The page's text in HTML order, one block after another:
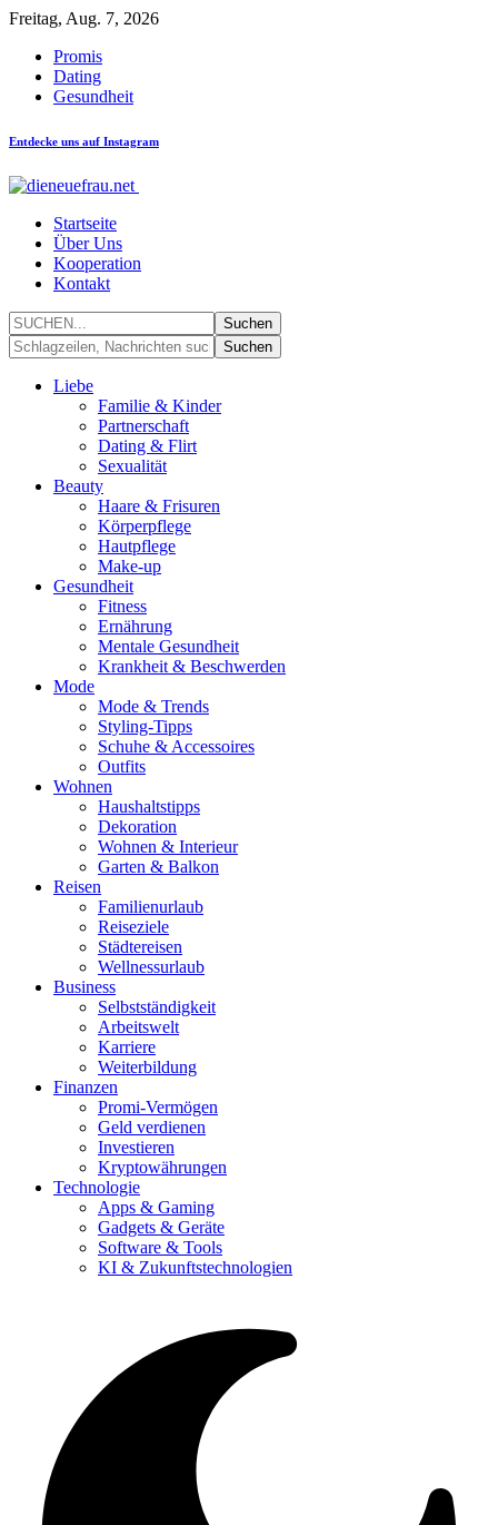
Freitag, Aug. 7, 2026
Promis
Dating
Gesundheit
Entdecke uns auf Instagram
Startseite
Über Uns
Kooperation
Kontakt
Liebe
Familie & Kinder
Partnerschaft
Dating & Flirt
Sexualität
Beauty
Haare & Frisuren
Körperpflege
Hautpflege
Make-up
Gesundheit
Fitness
Ernährung
Mentale Gesundheit
Krankheit & Beschwerden
Mode
Mode & Trends
Styling-Tipps
Schuhe & Accessoires
Outfits
Wohnen
Haushaltstipps
Dekoration
Wohnen & Interieur
Garten & Balkon
Reisen
Familienurlaub
Reiseziele
Städtereisen
Wellnessurlaub
Business
Selbstständigkeit
Arbeitswelt
Karriere
Weiterbildung
Finanzen
Promi-Vermögen
Geld verdienen
Investieren
Kryptowährungen
Technologie
Apps & Gaming
Gadgets & Geräte
Software & Tools
KI & Zukunftstechnologien